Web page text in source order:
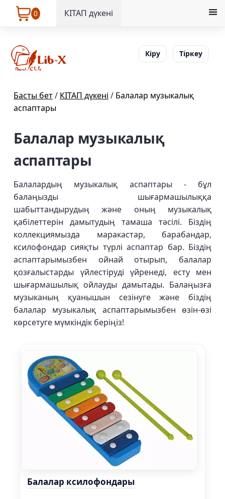
0 КІТАП дүкені
Кіру Тіркеу
Басты бет/ КІТАП дүкені / Балалар музыкалық
аспаптары
Балалар музыкалық
аспаптары
Балалардың музыкалық аспаптары - бұл
балаңызды шығармашылыққа
шабыттандырудың және оның музыкалық
қабілеттерін дамытудың тамаша тәсілі. Біздің
коллекциямызда маракастар, барабандар,
ксилофондар сияқты түрлі аспаптар бар. Біздің
аспаптарымызбен ойнай отырып, балалар
қозғалыстарды үйлестіруді үйренеді, есту мен
шығармашылық ойлауды дамытады. Балаңызға
музыканың қуанышын сезінуге және біздің
балалар музыкалық аспаптарымызбен өзін-өзі
көрсетуге мүмкіндік беріңіз!
Балалар ксилофондары